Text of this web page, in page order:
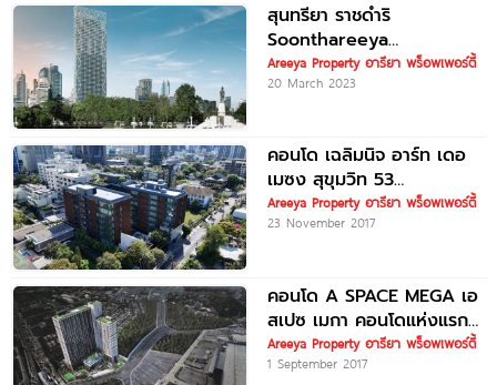
สุนทรียา ราชดำริ
Soonthareeya
Ratchadamri คอนโด
Leasehold 56 ชั้น เพียง
Areeya Property อารียา พร็อพเพอร์ตี้
20 March 2023
คอนโด เฉลิมนิจ อาร์ท เดอ
เมซง สุขุมวิท 53
Chalermnit Art De
Areeya Property อารียา พร็อพเพอร์ตี้
23 November 2017
คอนโด A SPACE MEGA เอ
สเปซ เมกา คอนโดแห่งแรก
ที่ Mega
Areeya Property อารียา พร็อพเพอร์ตี้
1 September 2017